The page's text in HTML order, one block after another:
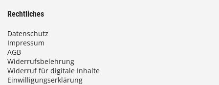
Rechtliches
Datenschutz
Impressum
AGB
Widerrufsbelehrung
Widerruf für digitale Inhalte
Einwilligungserklärung